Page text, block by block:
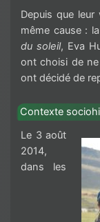
Depuis que
même cause :
du soleil, Eva
ont choisi de
ont décidé de
Contexte
Le 3 août
2014,
dans les